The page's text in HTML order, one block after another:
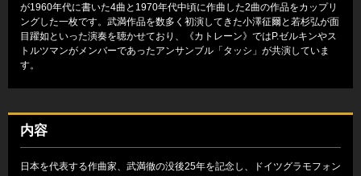
が1960年代に書いた4曲と1970年代中頃に作曲した2曲の作品をカップリ
ングした一枚です。武満作品を数多く初演してきた小澤征爾と若杉弘が面
目躍如といった演奏を聴かせており、《カトレーン》ではP.ゼルキンやス
トルツマンがメンバーであったアンサンブル「タッシ」が共演していま
す。
内容
日本を代表する作曲家、武満徹の没後25年を記念し、ドイツグラモフォン